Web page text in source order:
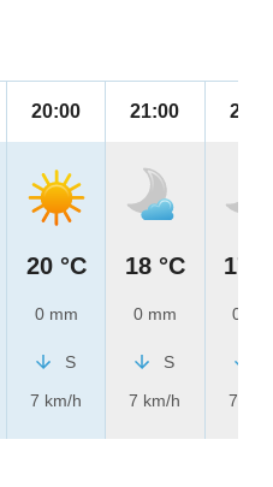
20:00
20 °C
0 mm
S
7 km/h
21:00
18 °C
0 mm
S
7 km/h
22:00
17 °C
0 mm
7 km/h